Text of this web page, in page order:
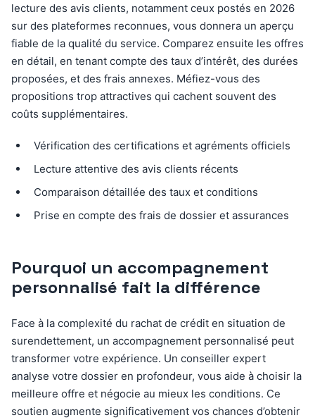
lecture des avis clients, notamment ceux postés en 2026
sur des plateformes reconnues, vous donnera un aperçu
fiable de la qualité du service. Comparez ensuite les offres
en détail, en tenant compte des taux d’intérêt, des durées
proposées, et des frais annexes. Méfiez-vous des
propositions trop attractives qui cachent souvent des
coûts supplémentaires.
Vérification des certifications et agréments officiels
Lecture attentive des avis clients récents
Comparaison détaillée des taux et conditions
Prise en compte des frais de dossier et assurances
Pourquoi un accompagnement
personnalisé fait la différence
Face à la complexité du rachat de crédit en situation de
surendettement, un accompagnement personnalisé peut
transformer votre expérience. Un conseiller expert
analyse votre dossier en profondeur, vous aide à choisir la
meilleure offre et négocie au mieux les conditions. Ce
soutien augmente significativement vos chances d’obtenir